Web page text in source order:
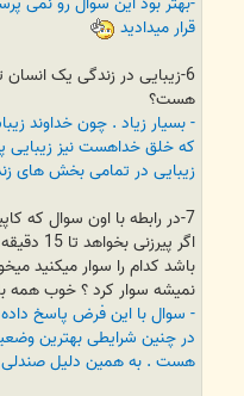
قرار میدادید
6-زیبایی در زندگی یک انسان
هست؟
- بسیار زیاد . چون خداوند
که خلق خداهست نیز زیبایی
زیبایی در تمامی بخش های
7-در رابطه با اون سوال که
اگر
نمیشه سوار کرد ؟ خوب همه
- سوال با این فرض پاسخ
در چنین شرایطی بهترین
هست . به همین دلیل